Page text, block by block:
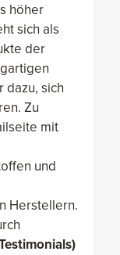
höher
sich als
der
dazu, sich
Zu
mit
und
Herstellern.